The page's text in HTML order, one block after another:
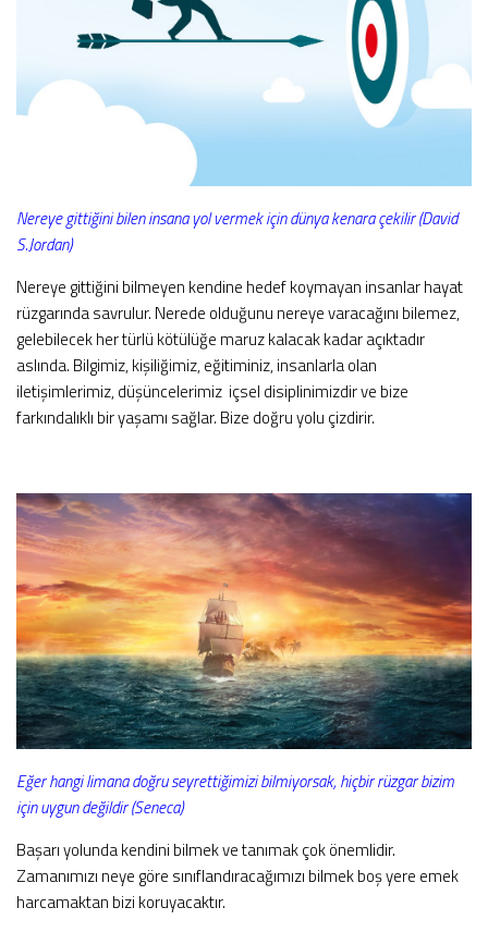
Nereye gittiğini bilen insana yol vermek için dünya kenara çekilir (David
S.Jordan)
Nereye gittiğini bilmeyen kendine hedef koymayan insanlar hayat
rüzgarında savrulur. Nerede olduğunu nereye varacağını bilemez,
gelebilecek her türlü kötülüğe maruz kalacak kadar açıktadır
aslında. Bilgimiz, kişiliğimiz, eğitiminiz, insanlarla olan
iletişimlerimiz, düşüncelerimiz içsel disiplinimizdir ve bize
farkındalıklı bir yaşamı sağlar. Bize doğru yolu çizdirir.
Eğer hangi limana doğru seyrettiğimizi bilmiyorsak, hiçbir rüzgar bizim
için uygun değildir (Seneca)
Başarı yolunda kendini bilmek ve tanımak çok önemlidir.
Zamanımızı neye göre sınıflandıracağımızı bilmek boş yere emek
harcamaktan bizi koruyacaktır.